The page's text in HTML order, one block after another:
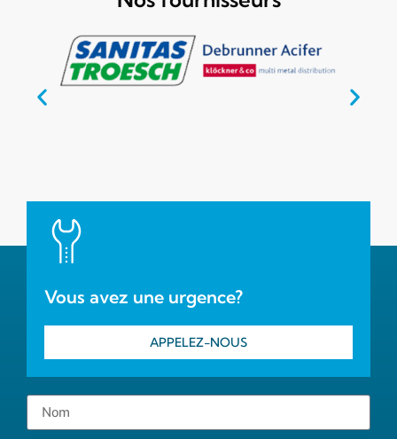
Vous avez une urgence?
APPELEZ-NOUS